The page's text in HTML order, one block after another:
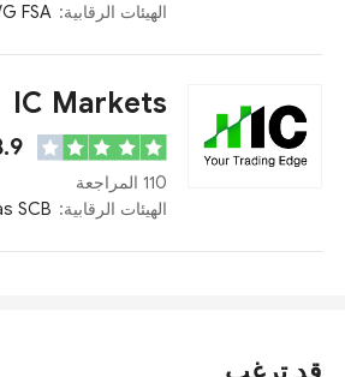
الهيئات الرقابية:
IC Markets
110 المراجعة
الهيئات الرقابية: